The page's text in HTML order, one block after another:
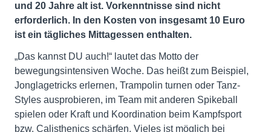
und 20 Jahre alt ist. Vorkenntnisse sind nicht
erforderlich. In den Kosten von insgesamt 10 Euro
ist ein tägliches Mittagessen enthalten.
„Das kannst DU auch!“ lautet das Motto der
bewegungsintensiven Woche. Das heißt zum Beispiel,
Jonglagetricks erlernen, Trampolin turnen oder Tanz-
Styles ausprobieren, im Team mit anderen Spikeball
spielen oder Kraft und Koordination beim Kampfsport
bzw. Calisthenics schärfen. Vieles ist möglich bei